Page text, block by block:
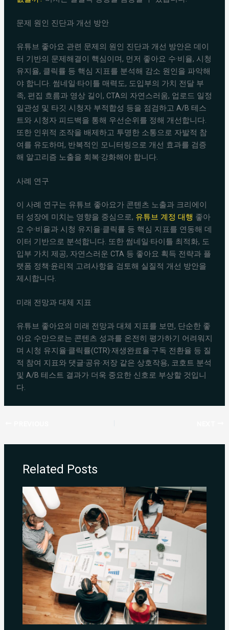
문제 원인 진단과 개선 방안
유튜브 좋아요 관련 문제의 원인 진단과 개선 방안은 데이
터 기반의 문제해결이 핵심이며, 먼저 좋아요 수·비율, 시청
유지율, 클릭률 등 핵심 지표를 분석해 감소 원인을 파악해
야 합니다. 썸네일·타이틀 매력도, 도입부의 가치 전달 부
족, 편집 흐름과 영상 길이, CTA의 자연스러움, 업로드 일정
일관성 및 타깃 시청자 부적합성 등을 점검하고 A/B 테스
트와 시청자 피드백을 통해 우선순위를 정해 개선합니다.
또한 인위적 조작을 배제하고 투명한 소통으로 자발적 참
여를 유도하며, 반복적인 모니터링으로 개선 효과를 검증
해 알고리즘 노출을 회복·강화해야 합니다.
사례 연구
이 사례 연구는 유튜브 좋아요가 콘텐츠 노출과 크리에이
터 성장에 미치는 영향을 중심으로, 유튜브 계정 대행 좋아
요 수·비율과 시청 유지율·클릭률 등 핵심 지표를 연동해 데
이터 기반으로 분석합니다. 또한 썸네일·타이틀 최적화, 도
입부 가치 제공, 자연스러운 CTA 등 좋아요 획득 전략과 플
랫폼 정책·윤리적 고려사항을 검토해 실질적 개선 방안을
제시합니다.
미래 전망과 대체 지표
유튜브 좋아요의 미래 전망과 대체 지표를 보면, 단순한 좋
아요 수만으로는 콘텐츠 성과를 온전히 평가하기 어려워지
며 시청 유지율·클릭률(CTR)·재생완료율·구독 전환율 등 질
적 참여 지표와 댓글·공유·저장 같은 상호작용, 코호트 분석
및 A/B 테스트 결과가 더욱 중요한 신호로 부상할 것입니
다.
Related Posts